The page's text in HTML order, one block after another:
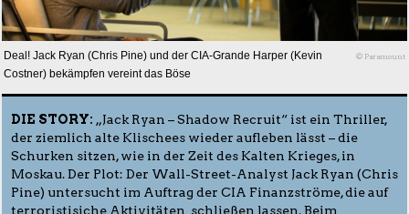
Deal! Jack Ryan (Chris Pine) und der CIA-Grande Harper (Kevin
Costner) bekämpfen vereint das Böse
© Paramount
DIE STORY: „Jack Ryan – Shadow Recruit“ ist ein Thriller,
der ziemlich alte Klischees wieder aufleben lässt – die
Schurken sitzen, wie in der Zeit des Kalten Krieges, in
Moskau. Der Plot: Der Wall-Street-Analyst Jack Ryan (Chris
Pine) untersucht im Auftrag der CIA Finanzströme, die auf
terroristisiche Aktivitäten schließen lassen. Beim